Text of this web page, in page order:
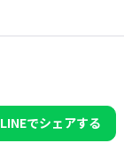
LINEでシェアする